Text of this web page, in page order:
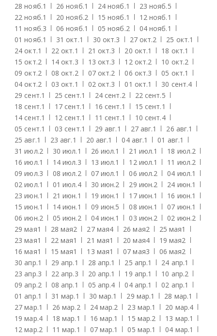
28 нояб.1 26 нояб.1 24 нояб.1 23 нояб.5
22 нояб.1 20 нояб.2 15 нояб.1 12 нояб.1
11 нояб.3 06 нояб.1 05 нояб.2 04 нояб.1
01 нояб.1 31 окт.1 30 окт.3 27 окт.2 25 окт.1
24 окт.1 22 окт.1 21 окт.3 20 окт.1 18 окт.1
15 окт.2 14 окт.3 13 окт.3 12 окт.2 10 окт.2
09 окт.2 08 окт.2 07 окт.2 06 окт.3 05 окт.1
04 окт.2 03 окт.1 02 окт.3 01 окт.1 30 сент.4
29 сент.1 25 сент.1 24 сент.2 22 сент.5
18 сент.1 17 сент.1 16 сент.1 15 сент.1
14 сент.1 12 сент.1 11 сент.1 10 сент.4
05 сент.1 03 сент.1 29 авг.1 27 авг.1 26 авг.1
25 авг.1 23 авг.1 20 авг.1 04 авг.1 01 авг.1
31 июл.2 30 июл.1 26 июл.1 21 июл.1 18 июл.2
16 июл.1 14 июл.3 13 июл.1 12 июл.1 11 июл.2
09 июл.3 08 июл.2 07 июл.1 06 июл.2 04 июл.1
02 июл.1 01 июл.4 30 июн.2 29 июн.2 24 июн.1
23 июн.1 21 июн.1 19 июн.1 17 июн.1 16 июн.1
15 июн.1 14 июн.1 09 июн.5 08 июн.1 07 июн.1
06 июн.2 05 июн.2 04 июн.1 03 июн.2 02 июн.2
29 мая1 28 мая2 27 мая4 26 мая2 25 мая1
23 мая1 22 мая1 21 мая1 20 мая4 19 мая2
16 мая1 15 мая1 13 мая1 07 мая3 06 мая2
30 апр.1 29 апр.1 28 апр.1 25 апр.1 24 апр.1
23 апр.3 22 апр.3 20 апр.1 19 апр.1 10 апр.2
09 апр.2 08 апр.1 05 апр.4 04 апр.1 02 апр.1
01 апр.1 31 мар.1 30 мар.1 29 мар.1 28 мар.1
27 мар.1 26 мар.2 24 мар.2 23 мар.1 20 мар.4
19 мар.4 18 мар.1 16 мар.1 15 мар.2 13 мар.1
12 мар.2 11 мар.1 07 мар.1 05 мар.1 04 мар.1